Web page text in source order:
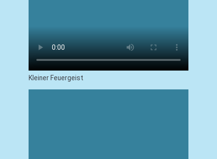
Kleiner Feuergeist